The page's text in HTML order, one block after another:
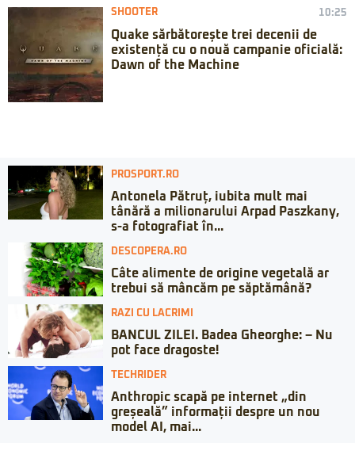
SHOOTER 10:25
Quake sărbătorește trei decenii de
existență cu o nouă campanie oficială:
Dawn of the Machine
PROSPORT.RO
Antonela Pătruț, iubita mult mai
tânără a milionarului Arpad Paszkany,
s-a fotografiat în...
DESCOPERA.RO
Câte alimente de origine vegetală ar
trebui să mâncăm pe săptămână?
RAZI CU LACRIMI
BANCUL ZILEI. Badea Gheorghe: – Nu
pot face dragoste!
TECHRIDER
Anthropic scapă pe internet „din
greșeală” informații despre un nou
model AI, mai...